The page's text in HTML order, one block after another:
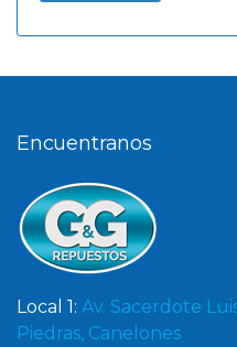
Encuentranos
Local 1: Av. Sacerdote
Piedras, Canelones